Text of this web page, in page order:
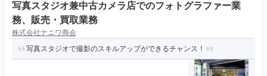
写真スタジオ兼中古カメラ店でのフォトグラファー業
務、販売・買取業務
株式会社ナニワ商会
写真スタジオで撮影のスキルアップができるチャンス！